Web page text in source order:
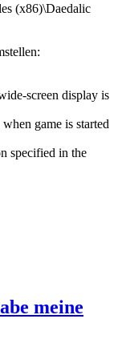
(x86)\Daedalic
screen display is
game is started
specified in the
meine